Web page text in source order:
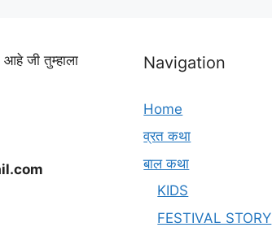
आहे जी तुम्हाला
Navigation
Home
व्रत कथा
बाल कथा
KIDS
FESTIVAL STORY